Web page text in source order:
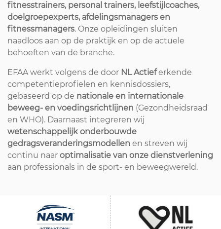
fitnesstrainers, personal trainers, leefstijlcoaches,
doelgroepexperts, afdelingsmanagers en
fitnessmanagers. Onze opleidingen sluiten
naadloos aan op de praktijk en op de actuele
behoeften van de branche.
EFAA werkt volgens de door NL Actieferkende
competentieprofielen en kennisdossiers,
gebaseerd op de nationale en internationale
beweeg- en voedingsrichtlijnen (Gezondheidsraad
en WHO). Daarnaast integreren wij
wetenschappelijk onderbouwde
gedragsveranderingsmodellen en streven wij
continu naar optimalisatie van onze dienstverlening
aan professionals in de sport- en beweegwereld.